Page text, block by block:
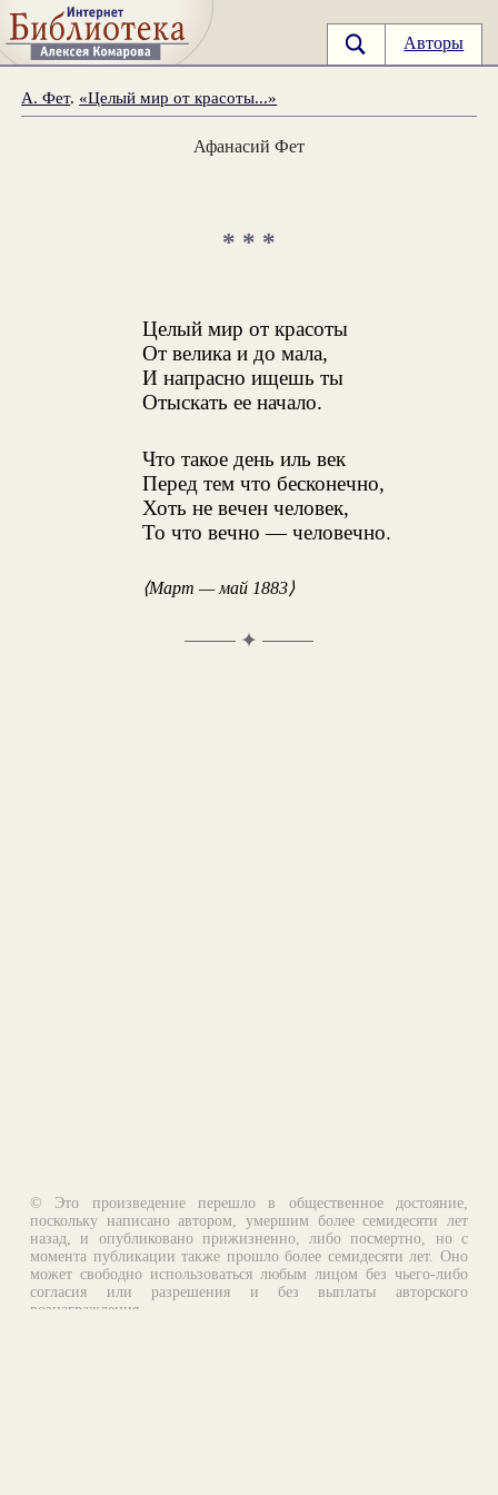
Авторы
А. Фет. «Целый мир от красоты...»
Афанасий Фет
* * *
Целый мир от красоты
От велика и до мала,
И напрасно ищешь ты
Отыскать ее начало.
Что такое день иль век
Перед тем что бесконечно,
Хоть не вечен человек,
То что вечно — человечно.
⟨Март — май 1883⟩
✦
© Это произведение перешло в общественное достояние,
поскольку написано автором, умершим более семидесяти лет
назад, и опубликовано прижизненно, либо посмертно, но с
момента публикации также прошло более семидесяти лет. Оно
может свободно использоваться любым лицом без чьего-либо
согласия или разрешения и без выплаты авторского
вознаграждения.